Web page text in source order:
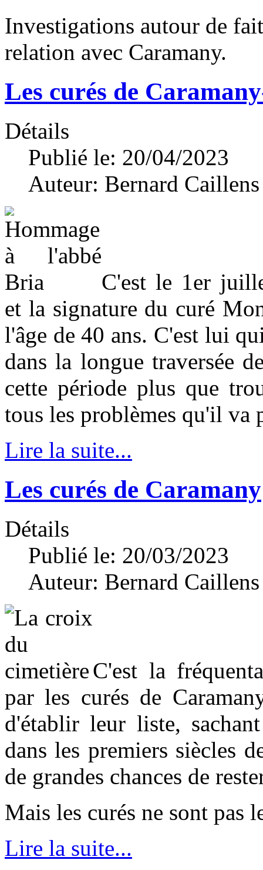
Investigations autour de
relation avec Caramany.
Les curés de
Détails
Publié le: 20/04/2023
Auteur: Bernard Caillens
C'est le 1er
et la signature du curé
l'âge de 40 ans. C'est lui
dans la longue traversée
cette période plus que
tous les problèmes qu'il va
Lire la suite...
Les curés de Caramany
Détails
Publié le: 20/03/2023
Auteur: Bernard Caillens
C'est la
par les curés de
d'établir leur liste,
dans les premiers siècles
de grandes chances de
Mais les curés ne sont pas
Lire la suite...